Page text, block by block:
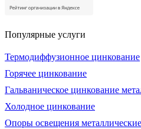
Популярные услуги
Термодиффузионное цинкование
Горячее цинкование
Гальваническое цинкование
Холодное цинкование
Опоры освещения металлические